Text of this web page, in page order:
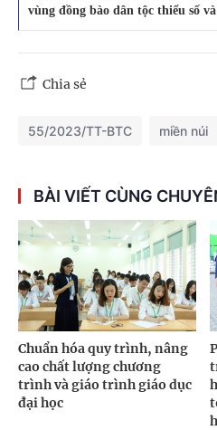
vùng đồng bào dân tộc thiểu số
Chia sẻ
55/2023/TT-BTC miền núi
BÀI VIẾT CÙNG
Chuẩn hóa quy trình, nâng
cao chất lượng chương
trình và giáo trình giáo dục
đại học